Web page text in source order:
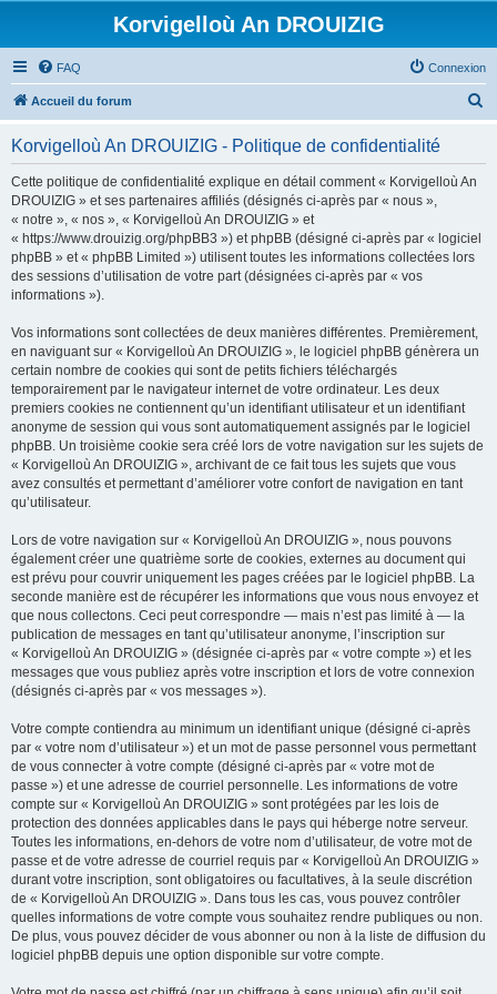
Korvigelloù An DROUIZIG
FAQ Connexion
Accueil du forum
Korvigelloù An DROUIZIG - Politique de confidentialité
Cette politique de confidentialité explique en détail comment « Korvigelloù An
DROUIZIG » et ses partenaires affiliés (désignés ci-après par « nous »,
« notre », « nos », « Korvigelloù An DROUIZIG » et
« https://www.drouizig.org/phpBB3 ») et phpBB (désigné ci-après par « logiciel
phpBB » et « phpBB Limited ») utilisent toutes les informations collectées lors
des sessions d’utilisation de votre part (désignées ci-après par « vos
informations »).
Vos informations sont collectées de deux manières différentes. Premièrement,
en naviguant sur « Korvigelloù An DROUIZIG », le logiciel phpBB génèrera un
certain nombre de cookies qui sont de petits fichiers téléchargés
temporairement par le navigateur internet de votre ordinateur. Les deux
premiers cookies ne contiennent qu’un identifiant utilisateur et un identifiant
anonyme de session qui vous sont automatiquement assignés par le logiciel
phpBB. Un troisième cookie sera créé lors de votre navigation sur les sujets de
« Korvigelloù An DROUIZIG », archivant de ce fait tous les sujets que vous
avez consultés et permettant d’améliorer votre confort de navigation en tant
qu’utilisateur.
Lors de votre navigation sur « Korvigelloù An DROUIZIG », nous pouvons
également créer une quatrième sorte de cookies, externes au document qui
est prévu pour couvrir uniquement les pages créées par le logiciel phpBB. La
seconde manière est de récupérer les informations que vous nous envoyez et
que nous collectons. Ceci peut correspondre — mais n’est pas limité à — la
publication de messages en tant qu’utilisateur anonyme, l’inscription sur
« Korvigelloù An DROUIZIG » (désignée ci-après par « votre compte ») et les
messages que vous publiez après votre inscription et lors de votre connexion
(désignés ci-après par « vos messages »).
Votre compte contiendra au minimum un identifiant unique (désigné ci-après
par « votre nom d’utilisateur ») et un mot de passe personnel vous permettant
de vous connecter à votre compte (désigné ci-après par « votre mot de
passe ») et une adresse de courriel personnelle. Les informations de votre
compte sur « Korvigelloù An DROUIZIG » sont protégées par les lois de
protection des données applicables dans le pays qui héberge notre serveur.
Toutes les informations, en-dehors de votre nom d’utilisateur, de votre mot de
passe et de votre adresse de courriel requis par « Korvigelloù An DROUIZIG »
durant votre inscription, sont obligatoires ou facultatives, à la seule discrétion
de « Korvigelloù An DROUIZIG ». Dans tous les cas, vous pouvez contrôler
quelles informations de votre compte vous souhaitez rendre publiques ou non.
De plus, vous pouvez décider de vous abonner ou non à la liste de diffusion du
logiciel phpBB depuis une option disponible sur votre compte.